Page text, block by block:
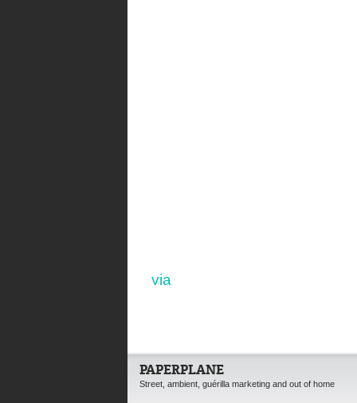
via
PAPERPLANE
Street, ambient, guérilla marketing and out of home